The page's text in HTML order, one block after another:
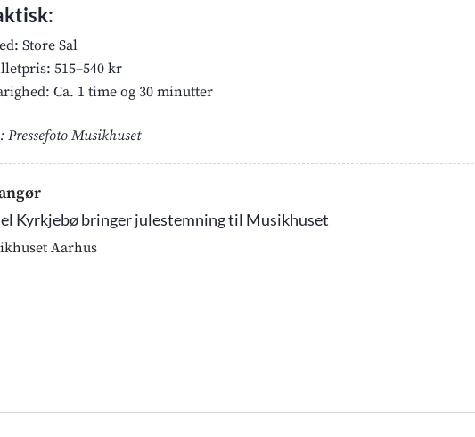
Store Sal
515–540 kr
Ca. 1 time og 30 minutter
Pressefoto Musikhuset
Kyrkjebø bringer julestemning til Musikhuset
Aarhus